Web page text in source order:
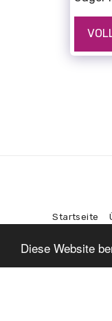
Diese Website
Startseite